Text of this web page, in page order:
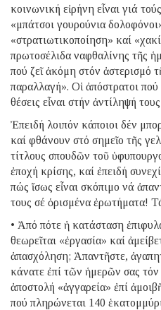
κοινωνική εἰρήνη εἶναι γιά
«μπάτσοι γουρούνια
«στρατιωτικοποίηση» καί
πρωτοσέλιδα ναφθαλίνης τῆς
πού ζεῖ ἀκόμη στόν ἀστερισμό
παραλλαγή». Οἱ ἀπόστρατοι πού
θέσεις εἶναι στήν ἀντίληψή
Ἐπειδή λοιπόν κάποιοι δέν
καί φθάνουν στό σημεῖο τῆς
τίτλους σπουδῶν τοῦ
ἐποχή κρίσης, καί ἐπειδή
πώς ἴσως εἶναι σκόπιμο νά
τους σέ ὁρισμένα ἐρωτήματα!
• Ἀπό πότε ἡ κατάσταση
θεωρεῖται «ἐργασία» καί
ἀπασχόληση; Ἀπαντῆστε,
κάνατε ἐπί τῶν ἡμερῶν σας
ἀποστολή «ἀγγαρεία» ἐπί
πού πληρώνεται 140